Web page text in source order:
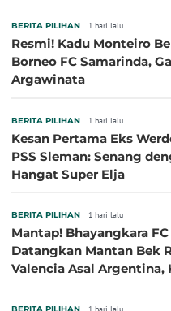
BERITA PILIHAN 1 hari lalu
Resmi! Kadu Monteiro
Borneo FC Samarinda,
Argawinata
BERITA PILIHAN 1 hari lalu
Kesan Pertama Eks
PSS Sleman: Senang
Hangat Super Elja
BERITA PILIHAN 1 hari lalu
Mantap! Bhayangkara
Datangkan Mantan Bek
Valencia Asal Argentina, Kevin Leonel
BERITA PILIHAN 1 hari lalu